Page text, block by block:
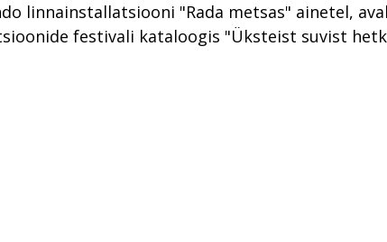
linnainstallatsiooni "Rada metsas" ainetel,
festivali kataloogis "Üksteist suvist